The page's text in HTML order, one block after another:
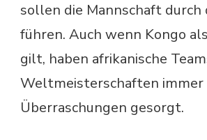
sollen die Mannschaft durch
führen. Auch wenn Kongo
gilt, haben afrikanische
Weltmeisterschaften
Überraschungen gesorgt.